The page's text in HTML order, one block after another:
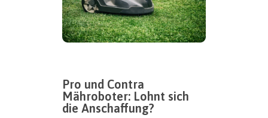
Pro und Contra
Mähroboter: Lohnt sich
die Anschaffung?